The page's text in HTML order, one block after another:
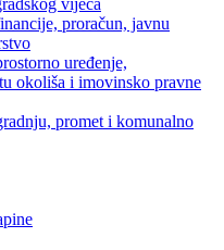
proračun, javnu
uređenje,
okoliša i imovinsko pravne
promet i komunalno